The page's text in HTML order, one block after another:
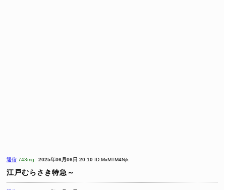
返信 743mg 2025年06月06日 20:10 ID:MxMTM4Njk
江戸むらさき特急～